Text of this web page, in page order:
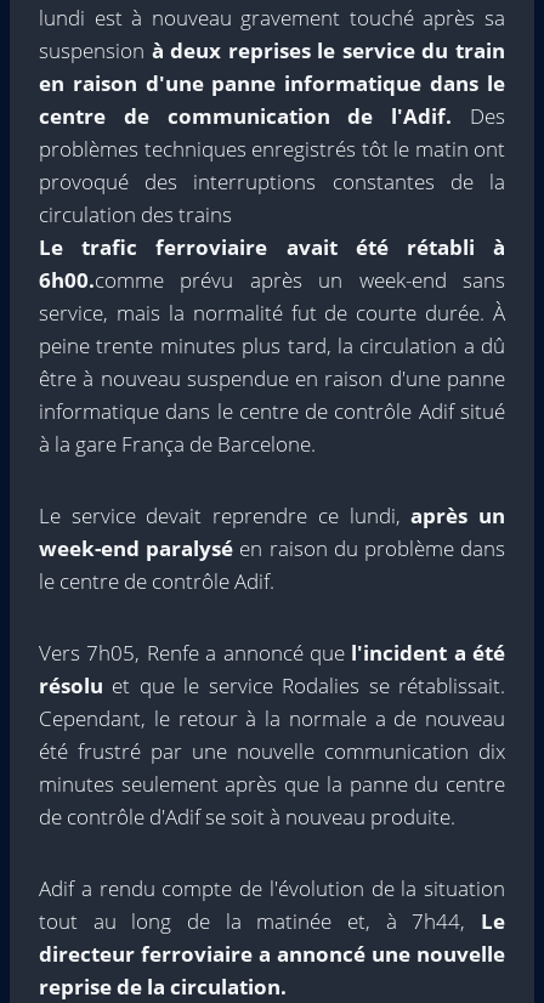
lundi est à nouveau gravement touché après sa
suspension à deux reprises le service du train
en raison d'une panne informatique dans le
centre de communication de l'Adif. Des
problèmes techniques enregistrés tôt le matin ont
provoqué des interruptions constantes de la
circulation des trains
Le trafic ferroviaire avait été rétabli à
6h00.comme prévu après un week-end sans
service, mais la normalité fut de courte durée. À
peine trente minutes plus tard, la circulation a dû
être à nouveau suspendue en raison d'une panne
informatique dans le centre de contrôle Adif situé
à la gare França de Barcelone.
Le service devait reprendre ce lundi,après un
week-end paralysé en raison du problème dans
le centre de contrôle Adif.
Vers 7h05, Renfe a annoncé que l'incident a été
résolu et que le service Rodalies se rétablissait.
Cependant, le retour à la normale a de nouveau
été frustré par une nouvelle communication dix
minutes seulement après que la panne du centre
de contrôle d'Adif se soit à nouveau produite.
Adif a rendu compte de l'évolution de la situation
tout au long de la matinée et, à 7h44, Le
directeur ferroviaire a annoncé une nouvelle
reprise de la circulation.